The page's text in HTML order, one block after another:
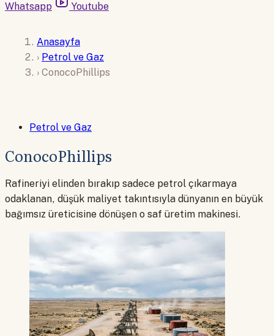
Whatsapp
Youtube
Anasayfa
› Petrol ve Gaz
› ConocoPhillips
Petrol ve Gaz
ConocoPhillips
Rafineriyi elinden bırakıp sadece petrol çıkarmaya
odaklanan, düşük maliyet takıntısıyla dünyanın en büyük
bağımsız üreticisine dönüşen o saf üretim makinesi.